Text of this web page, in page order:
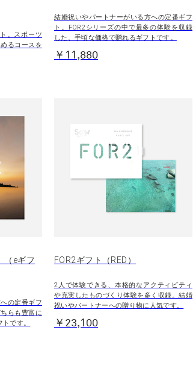
。スポーツ
るコースを
結婚祝いやパートナーがいる方への定番ギフ
ト。FOR2シリーズの中で最多の体験を収録
した、手頃な価格で贈れるギフトです。
￥11,880
（eギフ
の定番ギフ
らも豊富に
です。
FOR2ギフト（RED）
2人で体験できる、本格的なアクティビティ
や充実したものづくり体験を多く収録。結婚
祝いやパートナーへの贈り物に人気です。
￥23,100